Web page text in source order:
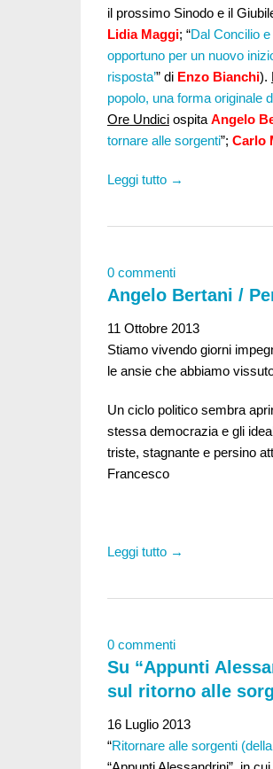
il prossimo Sinodo e il
Lidia Maggi; “Dal Concilio e
opportuno per un nuovo
risposta’” di Enzo Bianchi).
popolo, una forma originale
Ore Undici ospita Angelo
tornare alle sorgenti”; Carlo
Leggi tutto →
0 commenti
Angelo Bertani /
11 Ottobre 2013
Stiamo vivendo giorni
le ansie che abbiamo
Un ciclo politico sembra
stessa democrazia e gli
triste, stagnante e persino
Francesco
Leggi tutto →
0 commenti
Su “Appunti
sul ritorno alle
16 Luglio 2013
“Ritornare alle sorgenti